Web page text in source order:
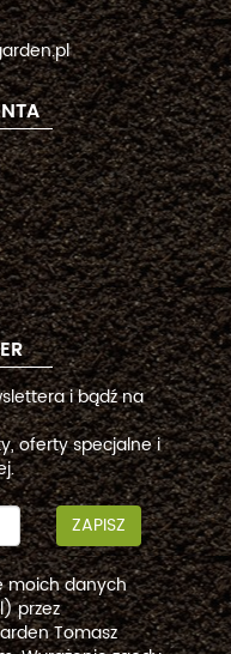
i bądź na
oferty specjalne i
ZAPISZ
moich danych
przez
Tomasz